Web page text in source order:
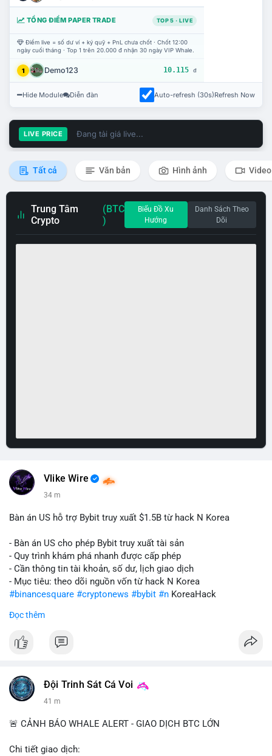
TỔNG ĐIỂM PAPER TRADE TOP 5 · LIVE
Điểm live = số dư ví + ký quỹ + PnL chưa chốt · Chốt 12:00
ngày cuối tháng · Top 1 trên 20.000 đ nhận 30 ngày VIP Whale.
1 Demo123 10.115 đ
Hide Module Diễn đàn Auto-refresh (30s)Refresh Now
LIVE PRICE Đang tải giá live...
Tất cả Văn bản Hình ảnh Video
Trung Tâm
Crypto
(BTC
)
Biểu Đồ Xu
Hướng
Danh Sách Theo
Dõi
Vlike Wire
34 m
Bàn án US hỗ trợ Bybit truy xuất $1.5B từ hack N Korea
- Bàn án US cho phép Bybit truy xuất tài sản
- Quy trình khám phá nhanh được cấp phép
- Cần thông tin tài khoản, số dư, lịch giao dịch
- Mục tiêu: theo dõi nguồn vốn từ hack N Korea
#binancesquare #cryptonews #bybit #n KoreaHack
$btc $eth
#vlikevn #titanbot
Đọc thêm
Đội Trinh Sát Cá Voi
42 m
🚨 CẢNH BÁO WHALE ALERT - GIAO DỊCH BTC LỚN
Chi tiết giao dịch: